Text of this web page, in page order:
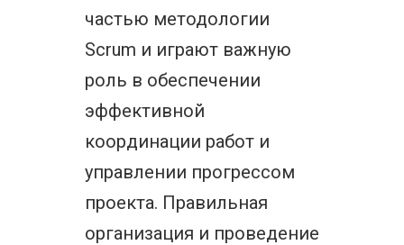
частью методологии
Scrum и играют важную
роль в обеспечении
эффективной
координации работ и
управлении прогрессом
проекта. Правильная
организация и проведение